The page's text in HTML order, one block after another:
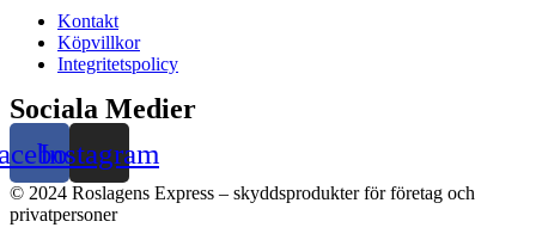
Kontakt
Köpvillkor
Integritetspolicy
Sociala Medier
Instagram
© 2024 Roslagens Express – skyddsprodukter för företag och
privatpersoner